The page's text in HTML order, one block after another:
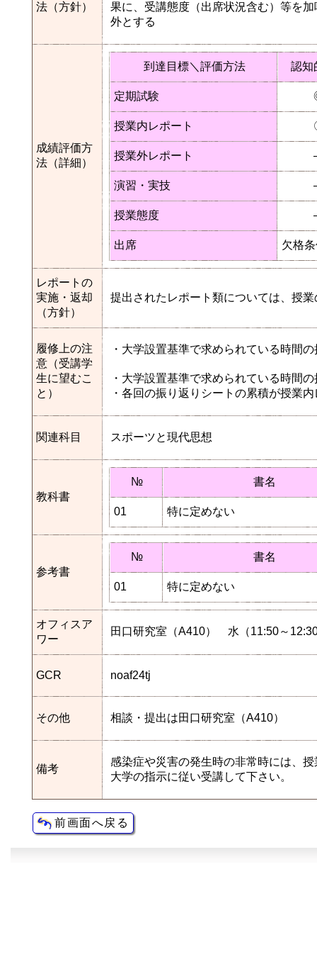
法（方針）
果に、受講態度（出席状況含む）等を
外とする
成績評価方
法（詳細）
到達目標＼評価方法 認知
定期試験
授業内レポート
授業外レポート
演習・実技
授業態度
出席 欠格
レポートの
実施・返却
（方針）
提出されたレポート類については、授
履修上の注
意（受講学
生に望むこ
と）
・大学設置基準で求められている時間
・大学設置基準で求められている時間
・各回の振り返りシートの累積が授業
関連科目 スポーツと現代思想
教科書
№ 書名
01 特に定めない
参考書
№ 書名
01 特に定めない
オフィスア
ワー
田口研究室（A410） 水（11:50～
GCR noaf24tj
その他 相談・提出は田口研究室（A410）
備考
感染症や災害の発生時の非常時には、
大学の指示に従い受講して下さい。